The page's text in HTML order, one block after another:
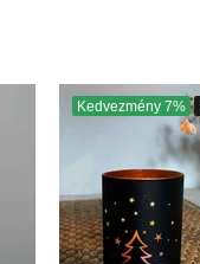
Kedvezmény 7%